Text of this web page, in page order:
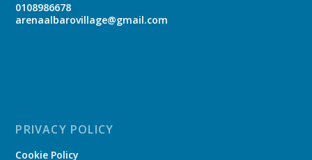
0108986678
arenaalbarovillage@gmail.com
PRIVACY POLICY
Cookie Policy